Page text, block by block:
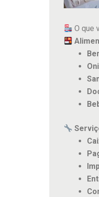
O que